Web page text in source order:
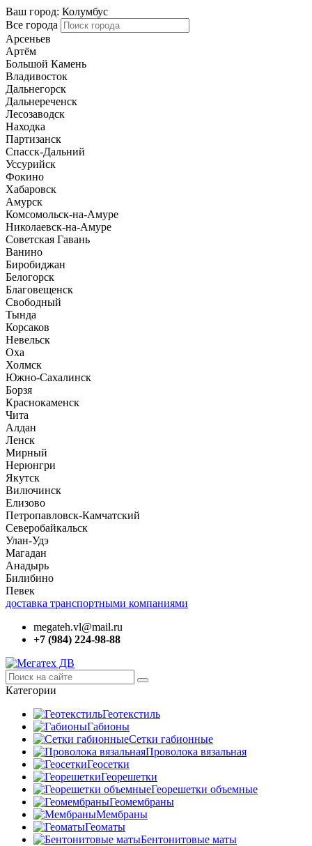
Ваш город: Колумбус
Все города
Арсеньев
Артём
Большой Камень
Владивосток
Дальнегорск
Дальнереченск
Лесозаводск
Находка
Партизанск
Спасск-Дальний
Уссурийск
Фокино
Хабаровск
Амурск
Комсомольск-на-Амуре
Николаевск-на-Амуре
Советская Гавань
Ванино
Биробиджан
Белогорск
Благовещенск
Свободный
Тында
Корсаков
Невельск
Оха
Холмск
Южно-Сахалинск
Борзя
Краснокаменск
Чита
Алдан
Ленск
Мирный
Нерюнгри
Якутск
Вилючинск
Елизово
Петропавловск-Камчатский
Северобайкальск
Улан-Удэ
Магадан
Анадырь
Билибино
Певек
доставка транспортными компаниями
megateh.vl@mail.ru
+7 (984) 224-98-88
Категории
Геотекстиль
Габионы
Сетки габионные
Проволока вязальная
Геосетки
Георешетки
Георешетки объемные
Геомембраны
Мембраны
Геоматы
Бентонитовые маты